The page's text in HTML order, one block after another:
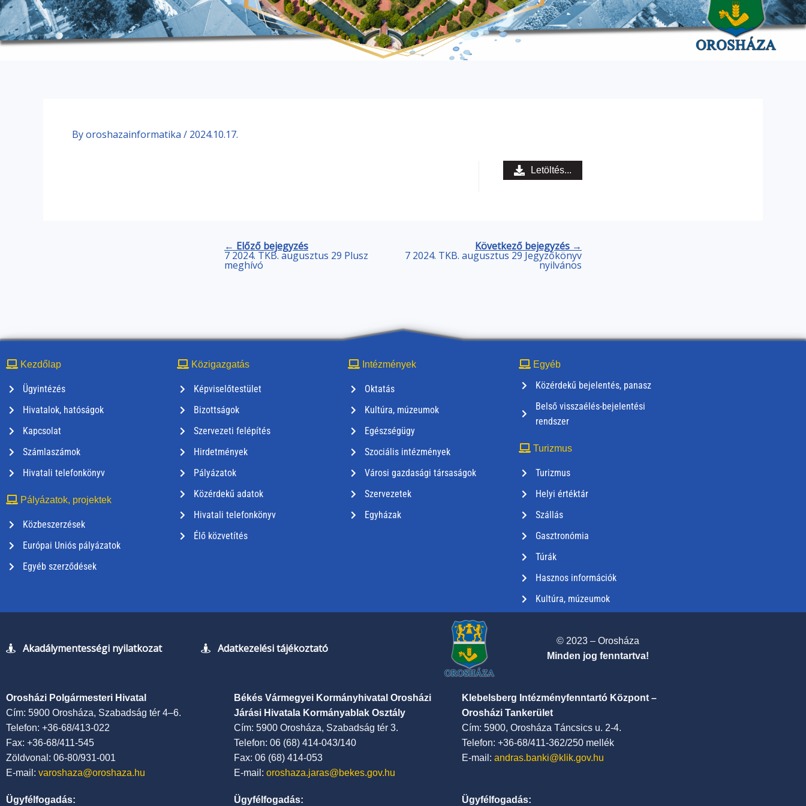
Byoroshazainformatika / 2024.10.17.
Letöltés...
← Előző bejegyzés
7 2024. TKB. augusztus 29 Plusz
meghívó
Következő bejegyzés →
7 2024. TKB. augusztus 29 Jegyzőkönyv
nyilvános
Kezdőlap
Ügyintézés
Hivatalok, hatóságok
Kapcsolat
Számlaszámok
Hivatali telefonkönyv
Pályázatok, projektek
Közbeszerzések
Európai Uniós pályázatok
Egyéb szerződések
Közigazgatás
Képviselőtestület
Bizottságok
Szervezeti felépítés
Hirdetmények
Pályázatok
Közérdekű adatok
Hivatali telefonkönyv
Élő közvetítés
Intézmények
Oktatás
Kultúra, múzeumok
Egészségügy
Szociális intézmények
Városi gazdasági társaságok
Szervezetek
Egyházak
Egyéb
Közérdekű bejelentés, panasz
Belső visszaélés-bejelentési
rendszer
Turizmus
Turizmus
Helyi értéktár
Szállás
Gasztronómia
Túrák
Hasznos információk
Kultúra, múzeumok
Akadálymentességi nyilatkozat Adatkezelési tájékoztató
© 2023 – Orosháza
Minden jog fenntartva!
Orosházi Polgármesteri Hivatal
Cím: 5900 Orosháza, Szabadság tér 4–6.
Telefon: +36-68/413-022
Fax: +36-68/411-545
Zöldvonal: 06-80/931-001
E-mail: varoshaza@oroshaza.hu
Békés Vármegyei Kormányhivatal Orosházi
Járási Hivatala Kormányablak Osztály
Cím: 5900 Orosháza, Szabadság tér 3.
Telefon: 06 (68) 414-043/140
Fax: 06 (68) 414-053
E-mail: oroshaza.jaras@bekes.gov.hu
Klebelsberg Intézményfenntartó Központ –
Orosházi Tankerület
Cím: 5900, Orosháza Táncsics u. 2-4.
Telefon: +36-68/411-362/250 mellék
E-mail: andras.banki@klik.gov.hu
Ügyfélfogadás: Ügyfélfogadás: Ügyfélfogadás: